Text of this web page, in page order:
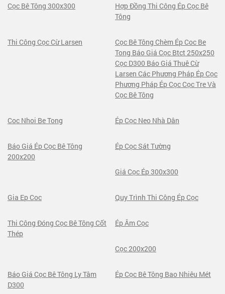
Cọc Bê Tông 300x300
Hợp Đồng Thi Công Ép Cọc Bê
Tông
Thi Công Cọc Cừ Larsen
Cọc Bê Tông Chèm Ép Coc Be
Tong Báo Giá Cọc Btct 250x250
Cọc D300 Báo Giá Thuê Cừ
Larsen Các Phương Pháp Ép Cọc
Phương Pháp Ép Cọc Cọc Tre Và
Cọc Bê Tông
Coc Nhoi Be Tong Ép Cọc Neo Nhà Dân
Báo Giá Ép Cọc Bê Tông
200x200
Ép Cọc Sát Tường
Giá Cọc Ép 300x300
Gia Ep Coc Quy Trình Thi Công Ép Cọc
Thi Công Đóng Cọc Bê Tông Cốt
Thép
Ép Âm Cọc
Cọc 200x200
Báo Giá Cọc Bê Tông Ly Tâm
D300
Ép Cọc Bê Tông Bao Nhiêu Mét